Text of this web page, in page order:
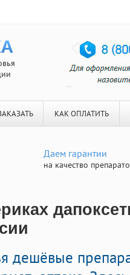
КАК ОПЛАТИТЬ
Даем гарантии
на качество
дешёвые